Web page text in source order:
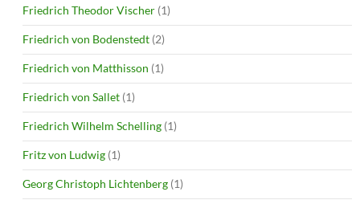
Friedrich Theodor Vischer (1)
Friedrich von Bodenstedt (2)
Friedrich von Matthisson (1)
Friedrich von Sallet (1)
Friedrich Wilhelm Schelling (1)
Fritz von Ludwig (1)
Georg Christoph Lichtenberg (1)